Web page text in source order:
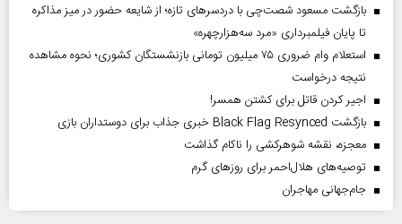
بازگشت مسعود شصت‌چی با دردسر‌های تازه؛ از شایعه حضور در میز مذاکره
تا پایان فیلمبرداری «مرد سه‌هزارچهره»
استعلام وام ضروری ۷۵ میلیون تومانی بازنشستگان کشوری؛ نحوه مشاهده
نتیجه درخواست
اجیر کردن قاتل برای کشتن همسر!
بازگشت Black Flag Resynced خبری جذاب برای دوستداران بازی
معجزه، نقشه شوهرکشی را ناکام گذاشت
توصیه‌های هلال‌احمر برای روز‌های گرم
جام‌جهانی مهاجران